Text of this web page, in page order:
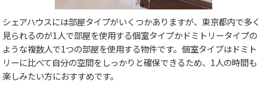
シェアハウスには部屋タイプがいくつかありますが、東京都内で多く
見られるのが1人で部屋を使用する個室タイプかドミトリータイプの
ような複数人で1つの部屋を使用する物件です。個室タイプはドミト
リーに比べて自分の空間をしっかりと確保できるため、1人の時間も
楽しみたい方におすすめです。